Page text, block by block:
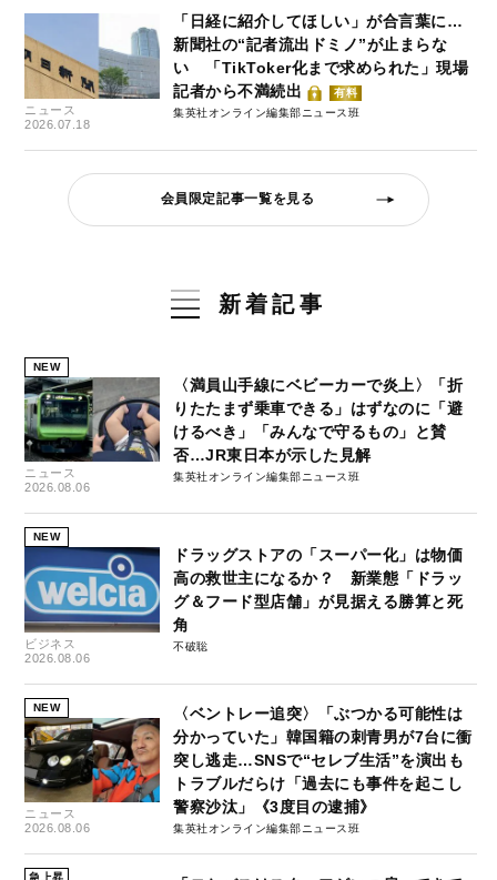
ニュース
2026.07.18
「日経に紹介してほしい」が合言葉に…
新聞社の“記者流出ドミノ”が止まらな
い 「TikToker化まで求められた」現場
記者から不満続出
有料
集英社オンライン編集部ニュース班
会員限定記事一覧を見る
新着記事
NEW
ニュース
2026.08.06
〈満員山手線にベビーカーで炎上〉「折
りたたまず乗車できる」はずなのに「避
けるべき」「みんなで守るもの」と賛
否…JR東日本が示した見解
集英社オンライン編集部ニュース班
NEW
ビジネス
2026.08.06
ドラッグストアの「スーパー化」は物価
高の救世主になるか？ 新業態「ドラッ
グ＆フード型店舗」が見据える勝算と死
角
不破聡
NEW
ニュース
2026.08.06
〈ベントレー追突〉「ぶつかる可能性は
分かっていた」韓国籍の刺青男が7台に衝
突し逃走…SNSで“セレブ生活”を演出も
トラブルだらけ「過去にも事件を起こし
警察沙汰」《3度目の逮捕》
集英社オンライン編集部ニュース班
急上昇